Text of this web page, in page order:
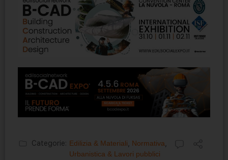
Categorie: Edilizia & Materiali Normativa
Urbanistica & Lavori pubblici